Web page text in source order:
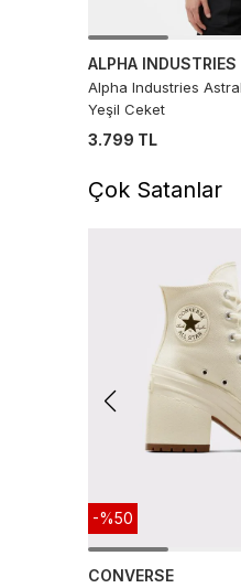
ALPHA INDUSTRIES
Alpha Industries
Yeşil Ceket
3.799 TL
Çok Satanlar
-%50
CONVERSE